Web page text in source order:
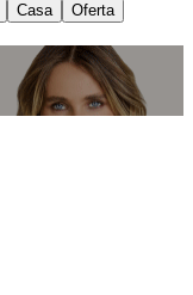
Casa Oferta